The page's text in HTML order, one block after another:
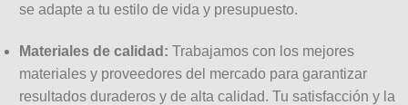
se adapte a tu estilo de vida y presupuesto.
Materiales de calidad: Trabajamos con los mejores
materiales y proveedores del mercado para garantizar
resultados duraderos y de alta calidad. Tu satisfacción y la